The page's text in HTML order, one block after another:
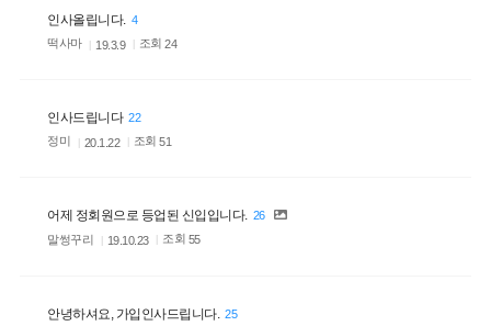
인사올립니다. 4
떡사마
19.3.9 조회24
인사드립니다 22
정미
20.1.22 조회51
어제 정회원으로 등업된 신입입니다. 26
말썽꾸리
19.10.23 조회 55
안녕하셔요, 가입인사드립니다.
25